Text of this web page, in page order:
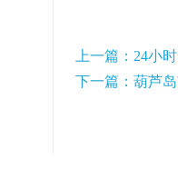
上一篇：24小
下一篇：葫芦